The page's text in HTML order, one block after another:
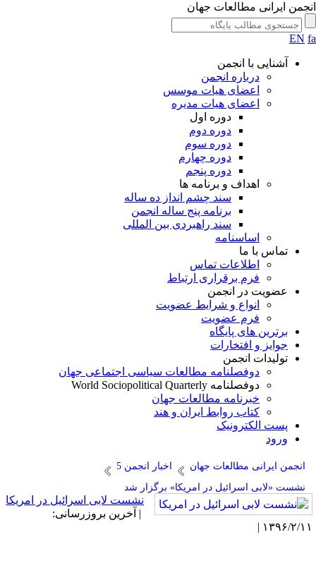
ایرانی مطالعات جهان
EN
آشنایی با انجمن
درباره انجمن
اعضای هیات موسس
اعضای هیات مدیره
دوره اول
دوره دوم
دوره سوم
دوره چهارم
دوره پنجم
اهداف و برنامه ها
سند چشم انداز ده ساله
برنامه پنج ساله انجمن
سند راهبردی بین المللی
اساسنامه
تماس با ما
اطلاعات تماس
فرم برقراری ارتباط
عضویت در انجمن
انواع و شرایط عضویت
فرم عضویت
برترین های پایگاه
جوایز و افتخارات
تولیدات انجمن
دوفصلنامه مطالعات سیاسی اجتماعی جهان
دوفصلنامه World Sociopolitical Quarterly
خبرنامه مطالعات جهان
کتاب روابط ایران و هند
پست الکترونیک
ورود
انجمن ایرانی مطالعات جهان
اخبار انجمن 5
نشست «لابی اسرائیل در امریکا» برگزار شد
نشست لابی اسرائیل در امریکا
| آخرین بروزرسانی:
۲/۱۱ |